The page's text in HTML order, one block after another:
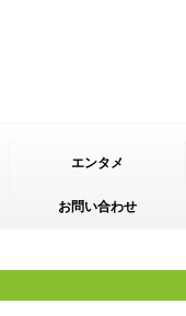
エンタメ
お問い合わせ